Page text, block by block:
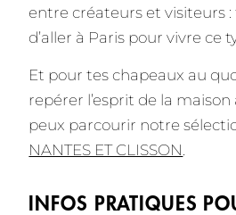
entre créateurs et visiteurs :
d’aller à Paris pour vivre ce
Et pour tes chapeaux au
repérer l’esprit de la
peux parcourir notre
NANTES ET CLISSON
INFOS PRATIQUES